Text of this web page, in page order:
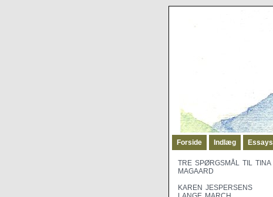
Forside Indlæg Essays
TRE SPØRGSMÅL TIL TINA
MAGAARD
KAREN JESPERSENS